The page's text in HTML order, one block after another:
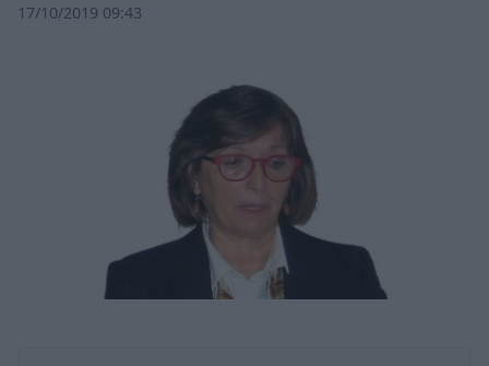
17/10/2019 09:43